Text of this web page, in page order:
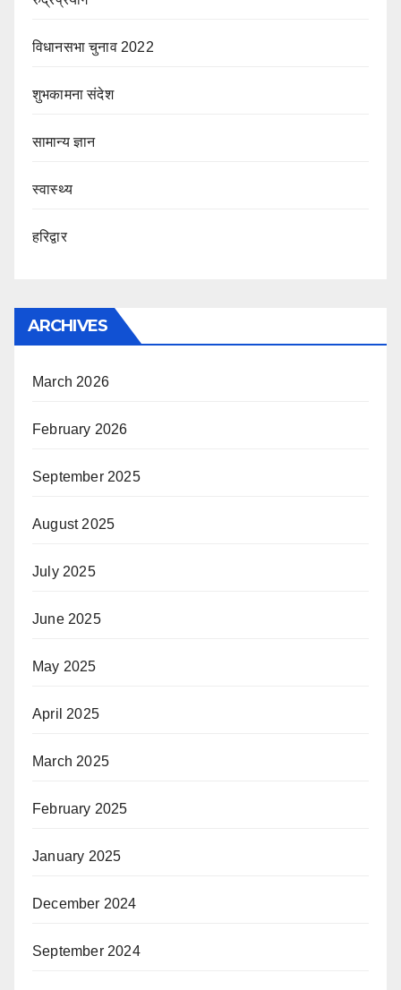
विधानसभा चुनाव 2022
शुभकामना संदेश
सामान्य ज्ञान
स्वास्थ्य
हरिद्वार
ARCHIVES
March 2026
February 2026
September 2025
August 2025
July 2025
June 2025
May 2025
April 2025
March 2025
February 2025
January 2025
December 2024
September 2024